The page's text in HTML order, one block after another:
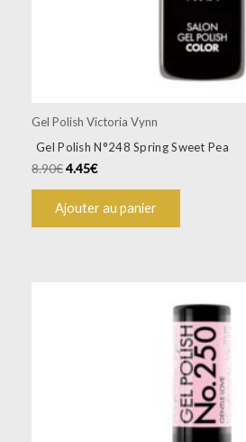
Gel Polish Victoria Vynn
Gel Polish N°248 Spring Sweet Pea
8.90€4.45€
Ajouter au panier